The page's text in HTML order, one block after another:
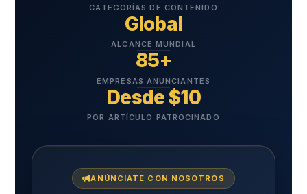
CATEGORÍAS DE CONTENIDO
Global
ALCANCE MUNDIAL
85+
EMPRESAS ANUNCIANTES
Desde $10
POR ARTÍCULO PATROCINADO
ANÚNCIATE CON NOSOTROS